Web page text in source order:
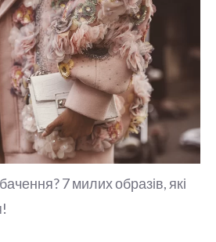
7 милих образів, які